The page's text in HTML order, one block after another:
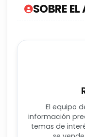
SOBRE
El equipo
información
temas de